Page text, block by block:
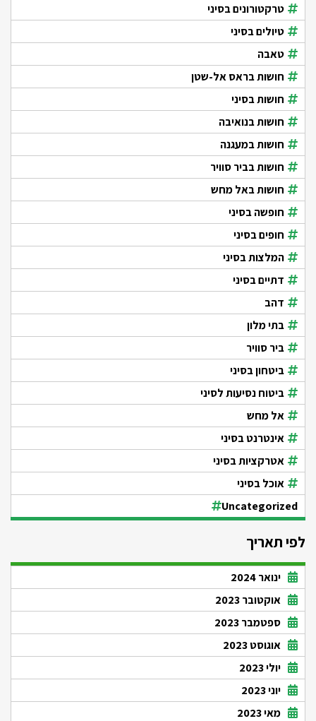
טרקטורונים בסיני
טיולים בסיני
טאבה
חושות בראס אל-שטן
חושות בסיני
חושות בנואיבה
חושות במעגנה
חושות בביר סוויר
חושות באל מחש
חופשה בסיני
חופים בסיני
המלצות בסיני
דתיים בסיני
דהב
בתי מלון
ביר סוויר
ביטחון בסיני
ביטוח נסיעות לסיני
אל מחש
אינטרנט בסיני
אטרקציות בסיני
אוכל בסיני
Uncategorized
לפי תאריך
ינואר 2024
אוקטובר 2023
ספטמבר 2023
אוגוסט 2023
יולי 2023
יוני 2023
מאי 2023